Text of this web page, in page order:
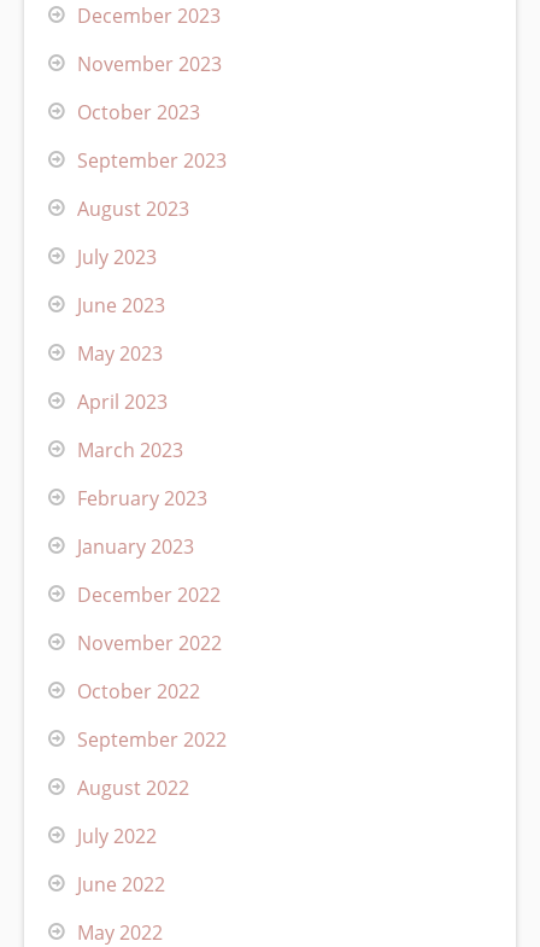
December 2023
November 2023
October 2023
September 2023
August 2023
July 2023
June 2023
May 2023
April 2023
March 2023
February 2023
January 2023
December 2022
November 2022
October 2022
September 2022
August 2022
July 2022
June 2022
May 2022